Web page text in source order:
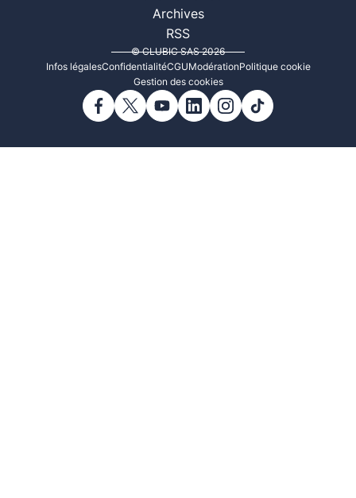
Archives
RSS
© CLUBIC SAS 2026
Infos légalesConfidentialitéCGUModérationPolitique cookie
Gestion des cookies